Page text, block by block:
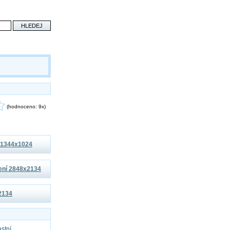
(hodnoceno: 9x)
2848x2134